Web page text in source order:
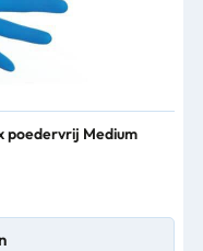
poedervrij Medium